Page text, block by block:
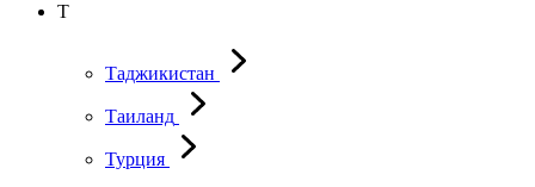
Т
Таджикистан
Таиланд
Турция